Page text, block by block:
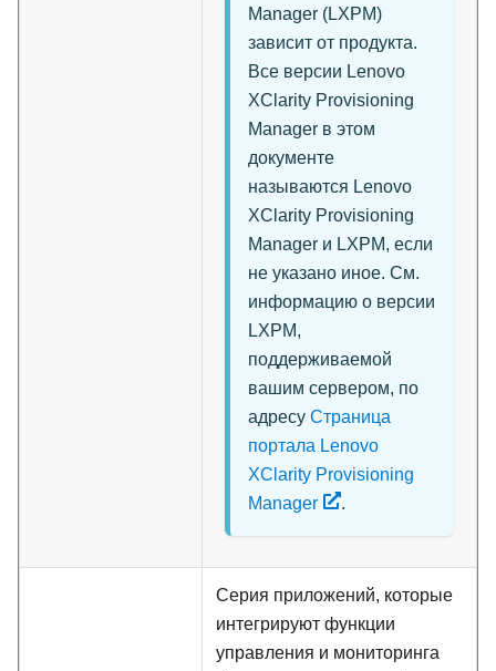
Manager (LXPM)
зависит от продукта.
Все версии Lenovo
XClarity Provisioning
Manager в этом
документе
называются Lenovo
XClarity Provisioning
Manager и LXPM, если
не указано иное. См.
информацию о версии
LXPM,
поддерживаемой
вашим сервером, по
адресу Страница
портала Lenovo
XClarity Provisioning
Manager
.
Серия приложений, которые
интегрируют функции
управления и мониторинга